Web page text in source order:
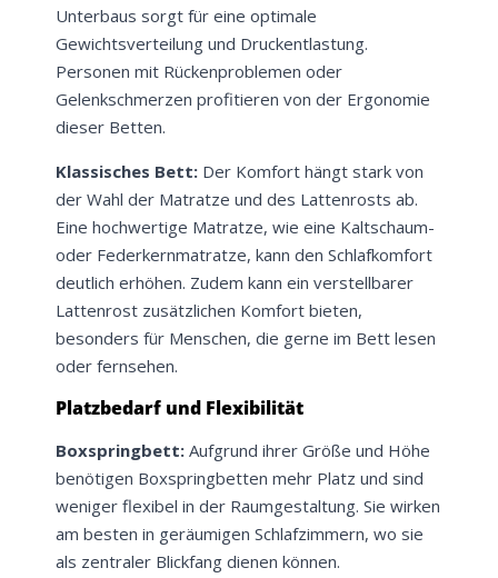
Unterbaus sorgt für eine optimale
Gewichtsverteilung und Druckentlastung.
Personen mit Rückenproblemen oder
Gelenkschmerzen profitieren von der Ergonomie
dieser Betten.
Klassisches Bett: Der Komfort hängt stark von
der Wahl der Matratze und des Lattenrosts ab.
Eine hochwertige Matratze, wie eine Kaltschaum-
oder Federkernmatratze, kann den Schlafkomfort
deutlich erhöhen. Zudem kann ein verstellbarer
Lattenrost zusätzlichen Komfort bieten,
besonders für Menschen, die gerne im Bett lesen
oder fernsehen.
Platzbedarf und Flexibilität
Boxspringbett: Aufgrund ihrer Größe und Höhe
benötigen Boxspringbetten mehr Platz und sind
weniger flexibel in der Raumgestaltung. Sie wirken
am besten in geräumigen Schlafzimmern, wo sie
als zentraler Blickfang dienen können.